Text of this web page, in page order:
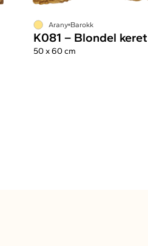
Arany Barokk
K081 – Blondel keret
50 x 60 cm